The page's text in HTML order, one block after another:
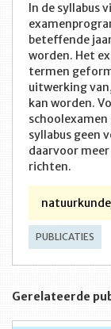
In de syllabus
beteffende
worden. Het
termen
uitwerking
kan worden.
syllabus geen
daarvoor
richten.
PUBLICATIES
Gerelateerde